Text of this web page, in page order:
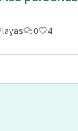
0 4